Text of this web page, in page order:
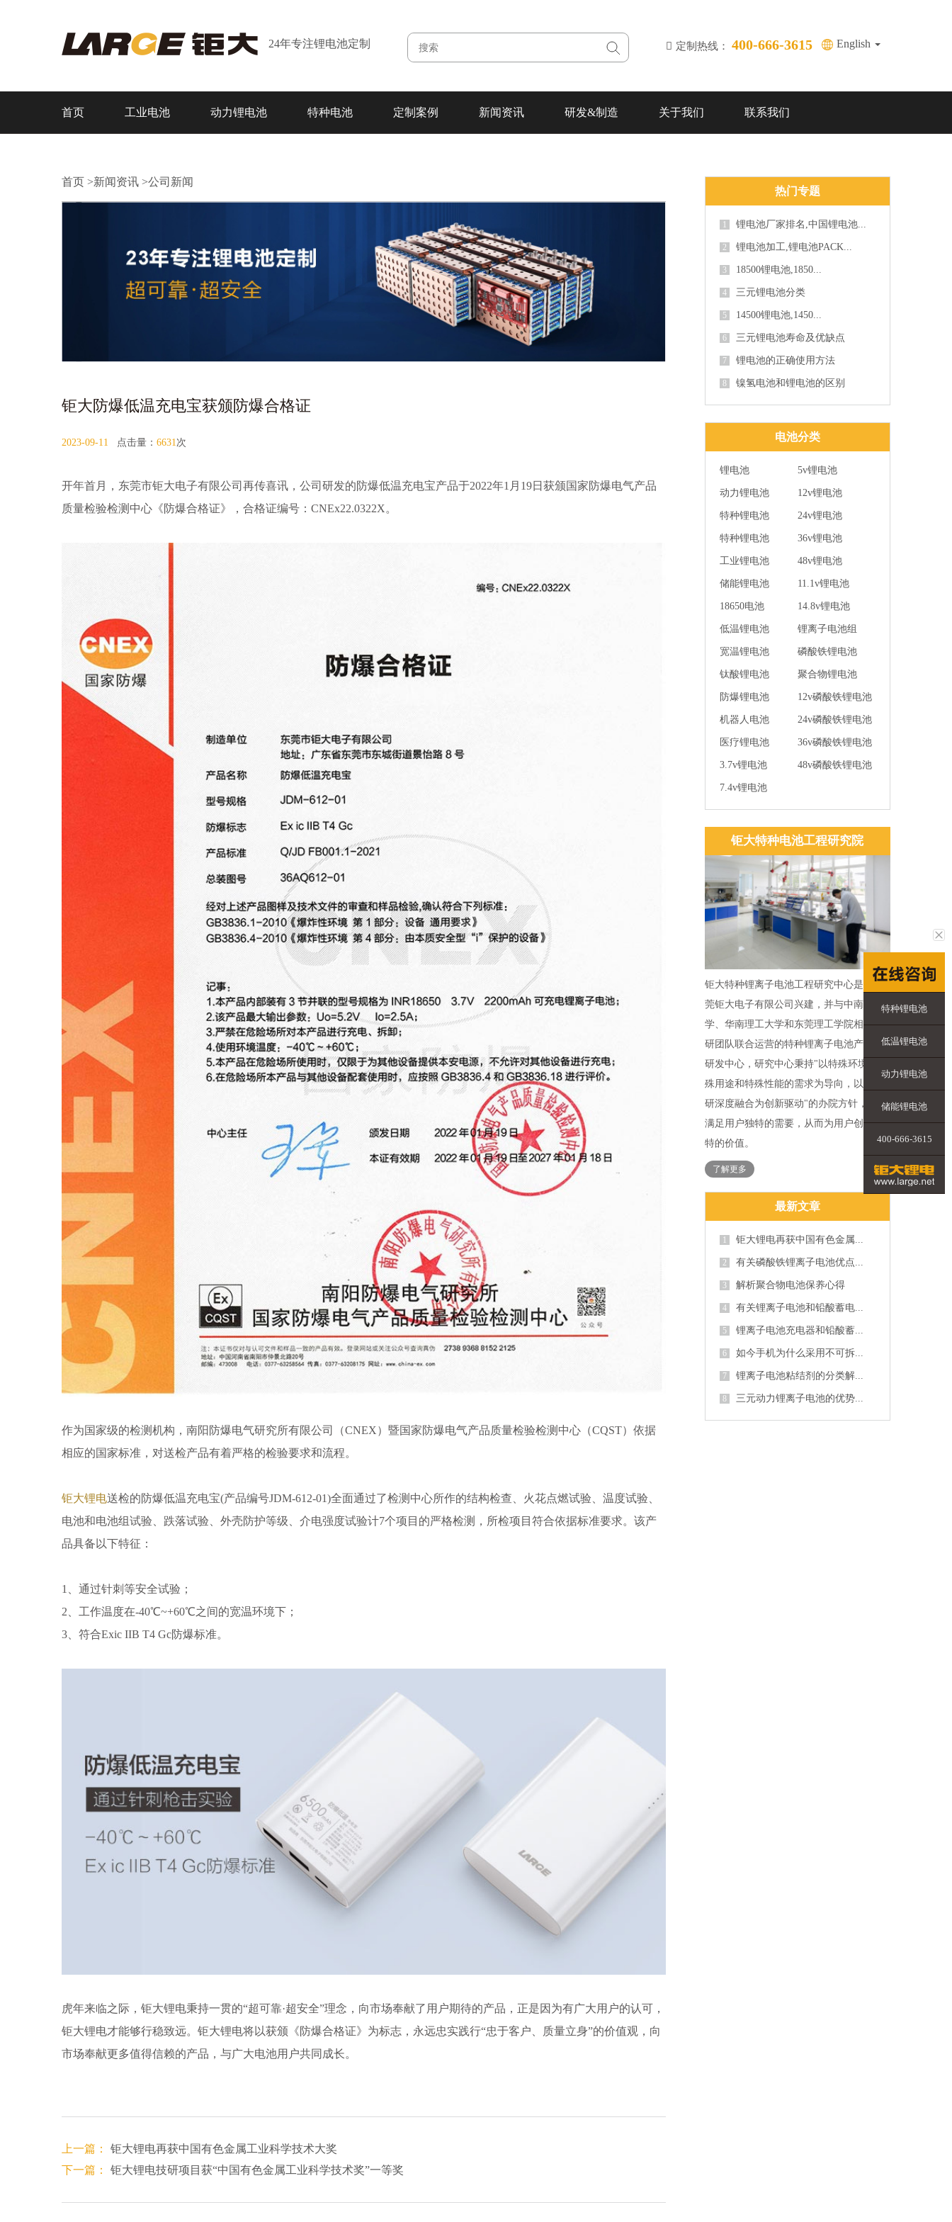
24年专注锂电池定制 定制热线： 400-666-3615 English
首页 工业电池 动力锂电池 特种电池 定制案例 新闻资讯 研发&制造 关于我们 联系我们
首页 >新闻资讯 >公司新闻
钜大防爆低温充电宝获颁防爆合格证
2023-09-11 点击量： 6631次
开年首月，东莞市钜大电子有限公司再传喜讯，公司研发的防爆低温充电宝产品于2022年1月19日获颁国家防爆电气产品
质量检验检测中心《防爆合格证》，合格证编号：CNEx22.0322X。
作为国家级的检测机构，南阳防爆电气研究所有限公司（CNEX）暨国家防爆电气产品质量检验检测中心（CQST）依据
相应的国家标准，对送检产品有着严格的检验要求和流程。
钜大锂电送检的防爆低温充电宝(产品编号JDM-612-01)全面通过了检测中心所作的结构检查、火花点燃试验、温度试验、
电池和电池组试验、跌落试验、外壳防护等级、介电强度试验计7个项目的严格检测，所检项目符合依据标准要求。该产
品具备以下特征：
1、通过针刺等安全试验；
2、工作温度在-40℃~+60℃之间的宽温环境下；
3、符合Exic IIB T4 Gc防爆标准。
虎年来临之际，钜大锂电秉持一贯的“超可靠·超安全”理念，向市场奉献了用户期待的产品，正是因为有广大用户的认可，
钜大锂电才能够行稳致远。钜大锂电将以获颁《防爆合格证》为标志，永远忠实践行“忠于客户、质量立身”的价值观，向
市场奉献更多值得信赖的产品，与广大电池用户共同成长。
上一篇：
钜大锂电再获中国有色金属工业科学技术大奖
下一篇：
钜大锂电技研项目获“中国有色金属工业科学技术奖”一等奖
热门专题
1 锂电池厂家排名,中国锂电池...
2 锂电池加工,锂电池PACK...
3 18500锂电池,1850...
4 三元锂电池分类
5 14500锂电池,1450...
6 三元锂电池寿命及优缺点
7 锂电池的正确使用方法
8 镍氢电池和锂电池的区别
电池分类
锂电池 5v锂电池
动力锂电池 12v锂电池
特种锂电池 24v锂电池
特种锂电池 36v锂电池
工业锂电池 48v锂电池
储能锂电池 11.1v锂电池
18650电池 14.8v锂电池
低温锂电池 锂离子电池组
宽温锂电池 磷酸铁锂电池
钛酸锂电池 聚合物锂电池
防爆锂电池 12v磷酸铁锂电池
机器人电池 24v磷酸铁锂电池
医疗锂电池 36v磷酸铁锂电池
3.7v锂电池 48v磷酸铁锂电池
7.4v锂电池
钜大特种电池工程研究院
钜大特种锂离子电池工程研究中心是由东
莞钜大电子有限公司兴建，并与中南大
学、华南理工大学和东莞理工学院相关科
研团队联合运营的特种锂离子电池产业化
研发中心，研究中心秉持"以特殊环境、特
殊用途和特殊性能的需求为导向，以产学
研深度融合为创新驱动"的办院方针，力求
满足用户独特的需要，从而为用户创造独
特的价值。
了解更多
最新文章
1 钜大锂电再获中国有色金属...
2 有关磷酸铁锂离子电池优点...
3 解析聚合物电池保养心得
4 有关锂离子电池和铅酸蓄电...
5 锂离子电池充电器和铅酸蓄...
6 如今手机为什么采用不可拆...
7 锂离子电池粘结剂的分类解...
8 三元动力锂离子电池的优势...
特种锂电池
低温锂电池
动力锂电池
储能锂电池
400-666-3615